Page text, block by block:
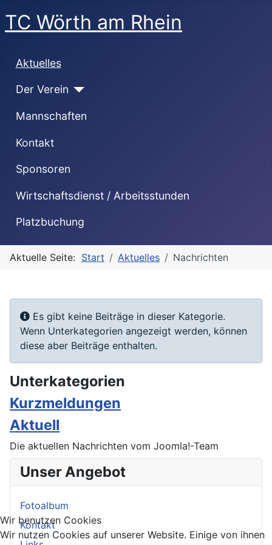
TC Wörth am Rhein
Aktuelles
Der Verein
Mannschaften
Kontakt
Sponsoren
Wirtschaftsdienst / Arbeitsstunden
Platzbuchung
Aktuelle Seite: Start Aktuelles Nachrichten
Information
Es gibt keine Beiträge in dieser Kategorie.
Wenn Unterkategorien angezeigt werden, können
diese aber Beiträge enthalten.
Unterkategorien
Kurzmeldungen
Aktuell
Die aktuellen Nachrichten vom Joomla!-Team
Unser Angebot
Fotoalbum
Kontakt
Wir benutzen Cookies
Wir nutzen Cookies auf unserer Website. Einige von ihnen